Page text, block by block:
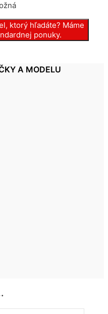
ktorý hľadáte? Máme
ponuky.
A MODELU